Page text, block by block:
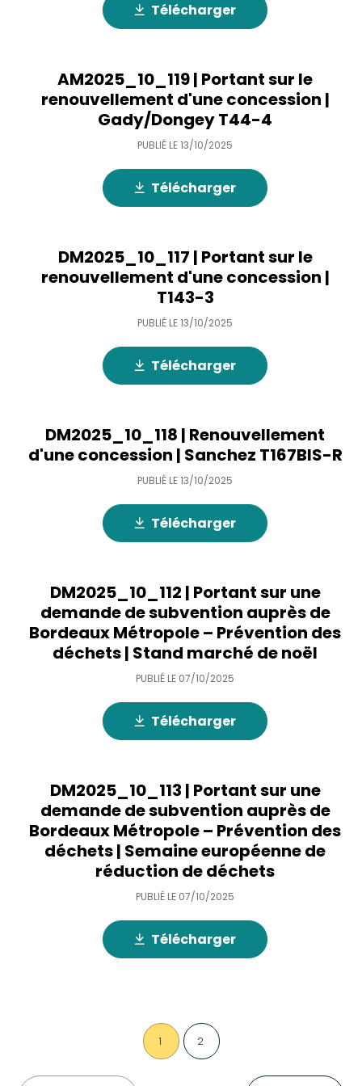
Télécharger
AM2025_10_119 | Portant sur le
renouvellement d'une concession |
Gady/Dongey T44-4
PUBLIÉ LE13/10/2025
Télécharger
DM2025_10_117 | Portant sur le
renouvellement d'une concession |
T143-3
PUBLIÉ LE13/10/2025
Télécharger
DM2025_10_118 | Renouvellement
d'une concession | Sanchez T167BIS-R
PUBLIÉ LE13/10/2025
Télécharger
DM2025_10_112 | Portant sur une
demande de subvention auprès de
Bordeaux Métropole – Prévention des
déchets | Stand marché de noël
PUBLIÉ LE 07/10/2025
Télécharger
DM2025_10_113 | Portant sur une
demande de subvention auprès de
Bordeaux Métropole – Prévention des
déchets | Semaine européenne de
réduction de déchets
PUBLIÉ LE 07/10/2025
Télécharger
1 2